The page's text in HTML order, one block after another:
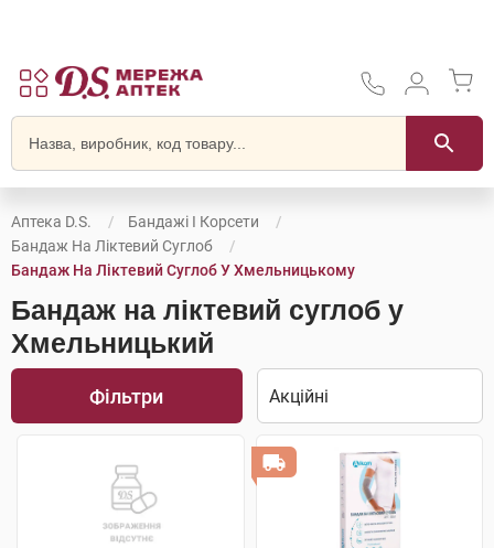
Аптека D.S.
Бандажі І Корсети
Бандаж На Ліктевий Суглоб
Бандаж На Ліктевий Суглоб У Хмельницькому
Бандаж на ліктевий суглоб у
Хмельницький
Фільтри